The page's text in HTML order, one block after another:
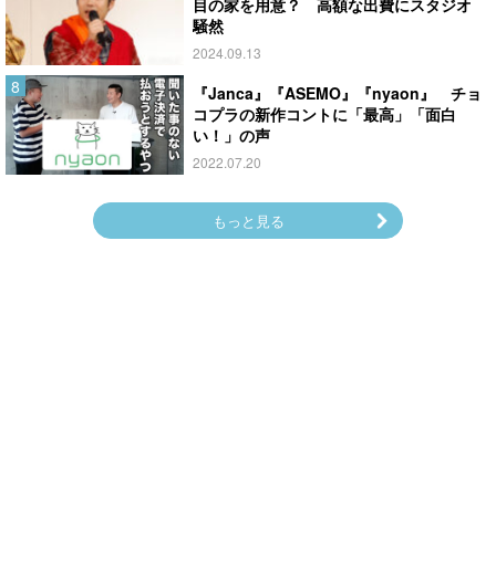
目の家を用意？ 高額な出費にスタジオ
騒然
2024.09.13
『Janca』『ASEMO』『nyaon』 チョ
コプラの新作コントに「最高」「面白
い！」の声
2022.07.20
もっと見る